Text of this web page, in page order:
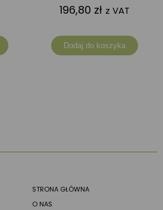
196,80 zł z VAT
Dodaj do koszyka
STRONA GŁÓWNA
O NAS